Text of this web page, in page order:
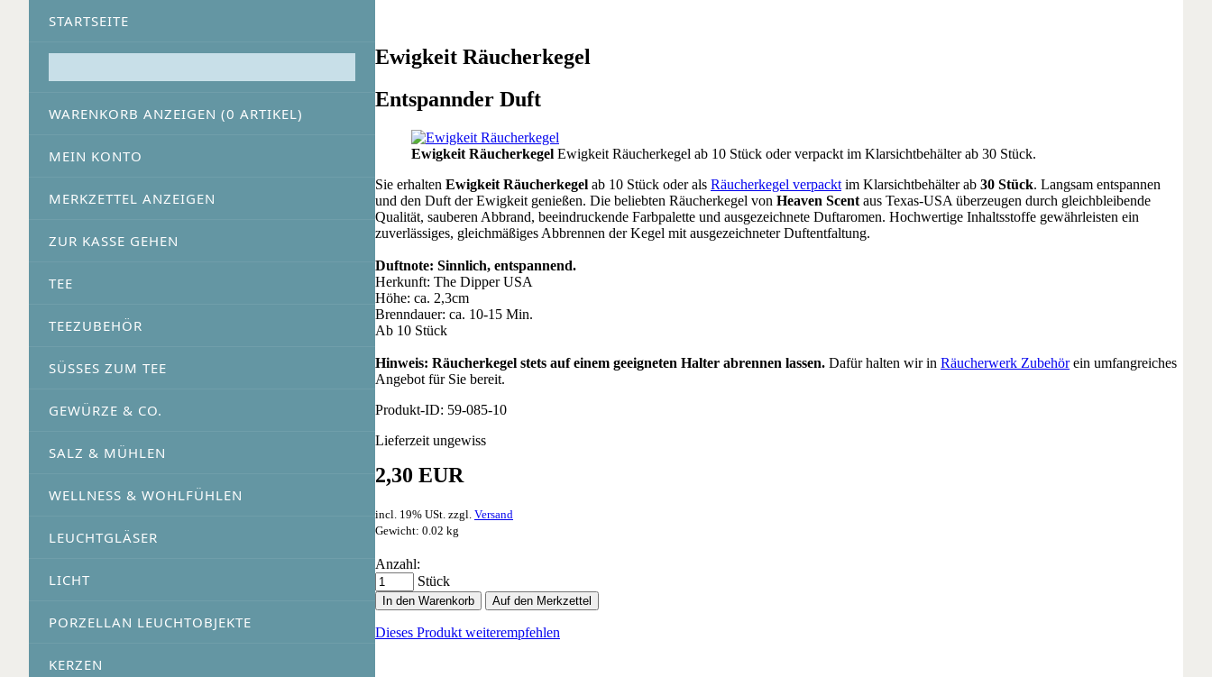
STARTSEITE
WARENKORB ANZEIGEN (0 ARTIKEL)
MEIN KONTO
MERKZETTEL ANZEIGEN
ZUR KASSE GEHEN
TEE
TEEZUBEHÖR
SÜSSES ZUM TEE
GEWÜRZE & CO.
SALZ & MÜHLEN
WELLNESS & WOHLFÜHLEN
LEUCHTGLÄSER
LICHT
PORZELLAN LEUCHTOBJEKTE
KERZEN
Ewigkeit Räucherkegel
Entspannder Duft
Ewigkeit Räucherkegel Ewigkeit Räucherkegel ab 10 Stück oder verpackt im Klarsichtbehälter ab 30 Stück.
Sie erhalten Ewigkeit Räucherkegel ab 10 Stück oder als Räucherkegel verpackt im Klarsichtbehälter ab 30 Stück. Langsam entspannen
und den Duft der Ewigkeit genießen. Die beliebten Räucherkegel von Heaven Scent aus Texas-USA überzeugen durch gleichbleibende
Qualität, sauberen Abbrand, beeindruckende Farbpalette und ausgezeichnete Duftaromen. Hochwertige Inhaltsstoffe gewährleisten ein
zuverlässiges, gleichmäßiges Abbrennen der Kegel mit ausgezeichneter Duftentfaltung.
Duftnote: Sinnlich, entspannend.
Herkunft: The Dipper USA
Höhe: ca. 2,3cm
Brenndauer: ca. 10-15 Min.
Ab 10 Stück
Hinweis: Räucherkegel stets auf einem geeigneten Halter abrennen lassen. Dafür halten wir in Räucherwerk Zubehörein umfangreiches
Angebot für Sie bereit.
Produkt-ID: 59-085-10
Lieferzeit ungewiss
2,30 EUR
incl. 19% USt. zzgl. Versand
Gewicht: 0.02 kg
Anzahl:
Stück
In den Warenkorb Auf den Merkzettel
Dieses Produkt weiterempfehlen